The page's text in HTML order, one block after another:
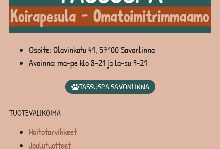
Osoite: Olavinkatu 41, 57100 Savonlinna
Avoinna: ma-pe klo 8-21 ja la-su 9-21
TASSUSPA SAVONLINNA
TUOTEVALIKOIMA
Hoitotarvikkeet
Joulutuotteet